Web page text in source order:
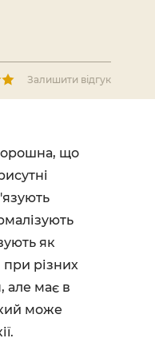
Залишити відгук
що
як
при різних
але має в
може